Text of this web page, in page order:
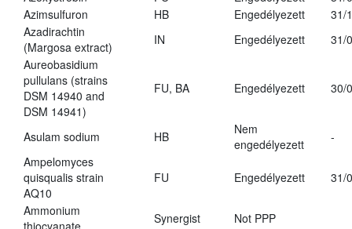
Azimsulfuron
HB Engedélyezett
31/
Azadirachtin
(Margosa extract)
IN Engedélyezett
31/
Aureobasidium
pullulans (strains
DSM 14940 and
DSM 14941)
FU, BA Engedélyezett 30/
Asulam sodium HB
Nem
engedélyezett
-
Ampelomyces
quisqualis strain
AQ10
FU Engedélyezett 31/
Ammonium
Synergist Not PPP